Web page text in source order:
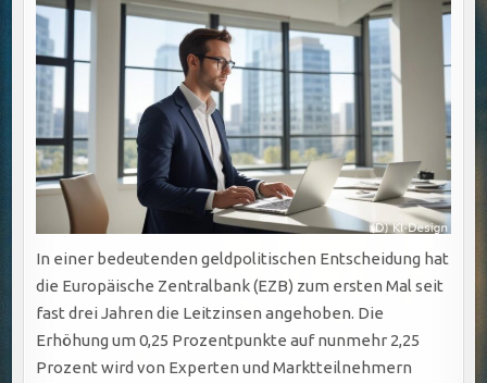
In einer bedeutenden geldpolitischen Entscheidung hat
die Europäische Zentralbank (EZB) zum ersten Mal seit
fast drei Jahren die Leitzinsen angehoben. Die
Erhöhung um 0,25 Prozentpunkte auf nunmehr 2,25
Prozent wird von Experten und Marktteilnehmern